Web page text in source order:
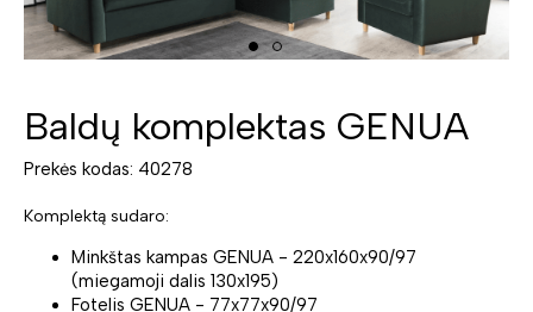
Baldų komplektas GENUA
Prekės kodas: 40278
Komplektą sudaro:
Minkštas kampas GENUA - 220x160x90/97
(miegamoji dalis 130x195)
Fotelis GENUA - 77x77x90/97